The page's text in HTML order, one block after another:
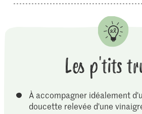
Les p'tits
À accompagner idéalement
doucette relevée d'une